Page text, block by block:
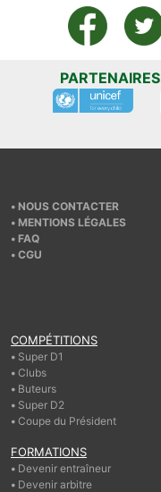
PARTENAIRES
NOUS CONTACTER
MENTIONS LÉGALES
FAQ
CGU
COMPÉTITIONS
Super D1
Clubs
Buteurs
Super D2
Coupe du Président
FORMATIONS
Devenir entraîneur
Devenir arbitre